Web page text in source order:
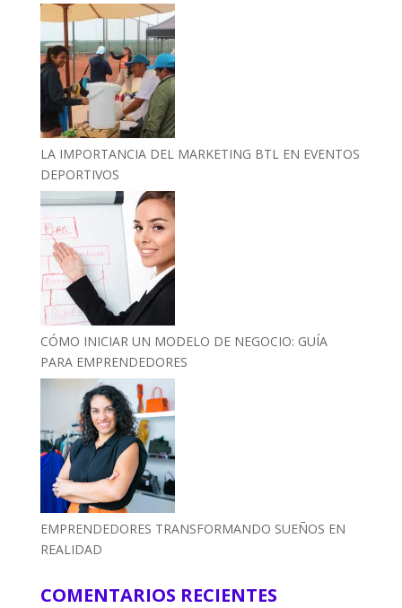
LA IMPORTANCIA DEL MARKETING BTL EN EVENTOS
DEPORTIVOS
CÓMO INICIAR UN MODELO DE NEGOCIO: GUÍA
PARA EMPRENDEDORES
EMPRENDEDORES TRANSFORMANDO SUEÑOS EN
REALIDAD
COMENTARIOS RECIENTES